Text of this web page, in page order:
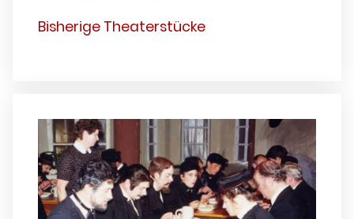
Bisherige Theaterstücke